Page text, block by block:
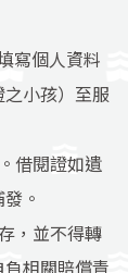
寫個人資料
小孩）至服
借閱證如遺
。
，並不得轉
相關賠償責